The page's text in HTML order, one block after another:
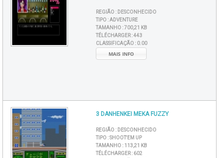
REGIÃO : DESCONHECIDO
TIPO :ADVENTURE
TAMANHO :700,21 KB
TÉLÉCHARGER :443
CLASSIFICAÇÃO : 0.00
MAIS INFO
3 DANHENKEI MEKA FUZZY
REGIÃO : DESCONHECIDO
TIPO :SHOOT'EM UP
TAMANHO : 113,21 KB
TÉLÉCHARGER : 602